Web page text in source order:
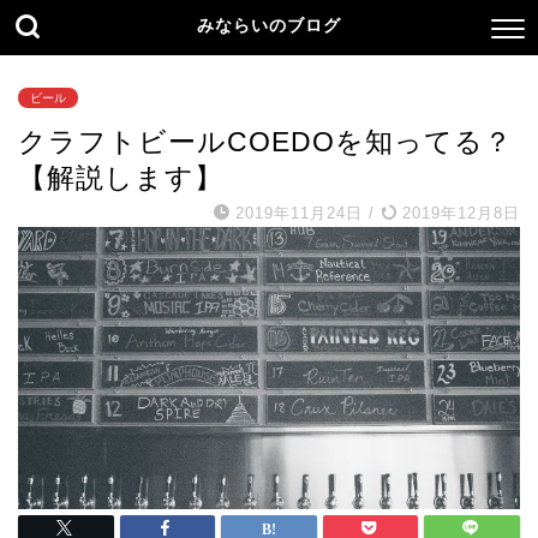
みならいのブログ
ビール
クラフトビールCOEDOを知ってる？
【解説します】
2019年11月24日 / 2019年12月8日